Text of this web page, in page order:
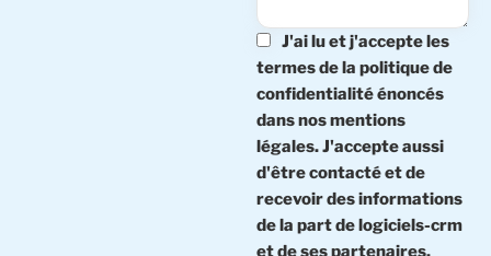
J'ai lu et j'accepte les
termes de la politique de
confidentialité énoncés
dans nos mentions
légales. J'accepte aussi
d'être contacté et de
recevoir des informations
de la part de logiciels-crm
et de ses partenaires.